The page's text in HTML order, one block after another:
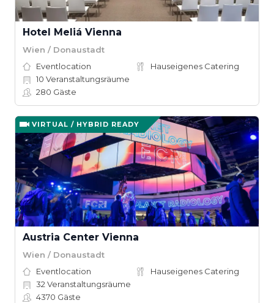
Hotel Meliá Vienna
Wien / Donaustadt
Eventlocation
Hauseigenes Catering
10 Veranstaltungsräume
280 Gäste
VIRTUAL / HYBRID READY
Austria Center Vienna
Wien / Donaustadt
Eventlocation
Hauseigenes Catering
32 Veranstaltungsräume
4370 Gäste